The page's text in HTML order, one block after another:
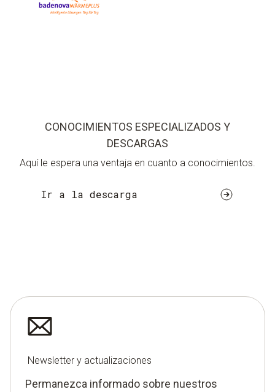
CONOCIMIENTOS ESPECIALIZADOS Y
DESCARGAS
Aquí le espera una ventaja en cuanto a conocimientos.
Ir a la descarga
Newsletter y actualizaciones
Permanezca informado sobre nuestros